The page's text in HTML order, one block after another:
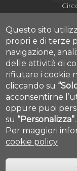
Questo sito
propri e di terze
navigazione,
delle attività di
rifiutare i cookie
cliccando su
acconsentirne
oppure puoi
su “Personalizza”.
Per maggiori
cookie policy